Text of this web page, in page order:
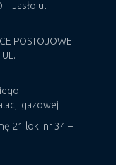
– Jasło ul.
POSTOJOWE
–
gazowej
21 lok. nr 34 –